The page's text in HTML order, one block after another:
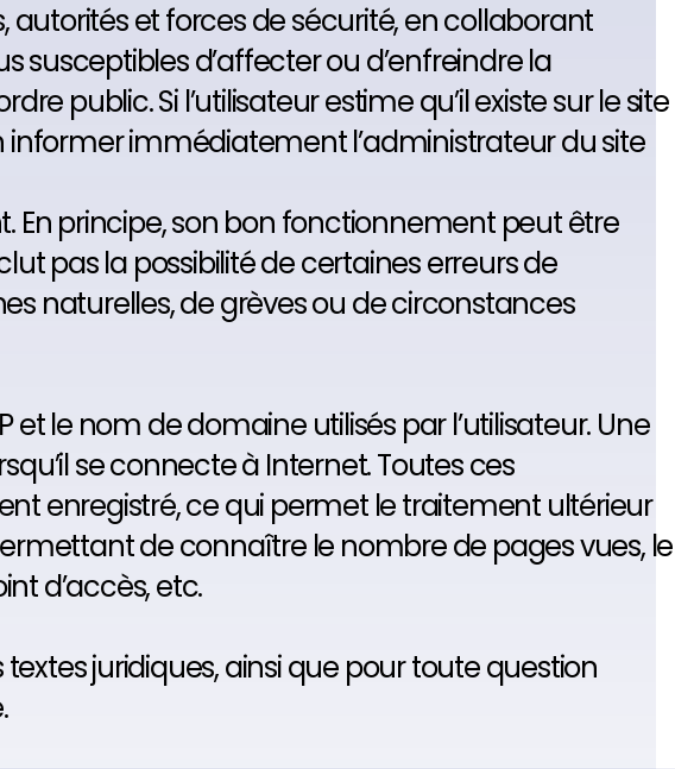
autorités et forces de sécurité, en collaborant
d’affecter ou d’enfreindre la
public. Si l’utilisateur estime qu’il existe sur le site
informer immédiatement l’administrateur du site
En principe, son bon fonctionnement peut être
pas la possibilité de certaines erreurs de
naturelles, de grèves ou de circonstances
le nom de domaine utilisés par l’utilisateur. Une
se connecte à Internet. Toutes ces
enregistré, ce qui permet le traitement ultérieur
de connaître le nombre de pages vues, le
d’accès, etc.
juridiques, ainsi que pour toute question